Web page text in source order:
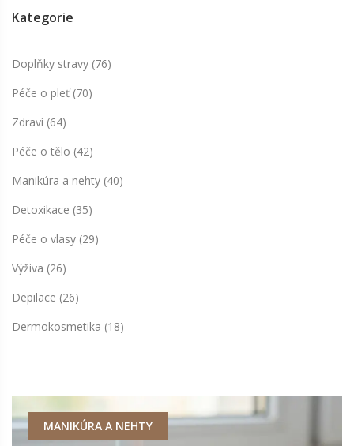
Kategorie
Doplňky stravy (76)
Péče o pleť(70)
Zdraví (64)
Péče o tělo (42)
Manikúra a nehty (40)
Detoxikace (35)
Péče o vlasy (29)
Výživa (26)
Depilace (26)
Dermokosmetika (18)
MANIKÚRA A NEHTY